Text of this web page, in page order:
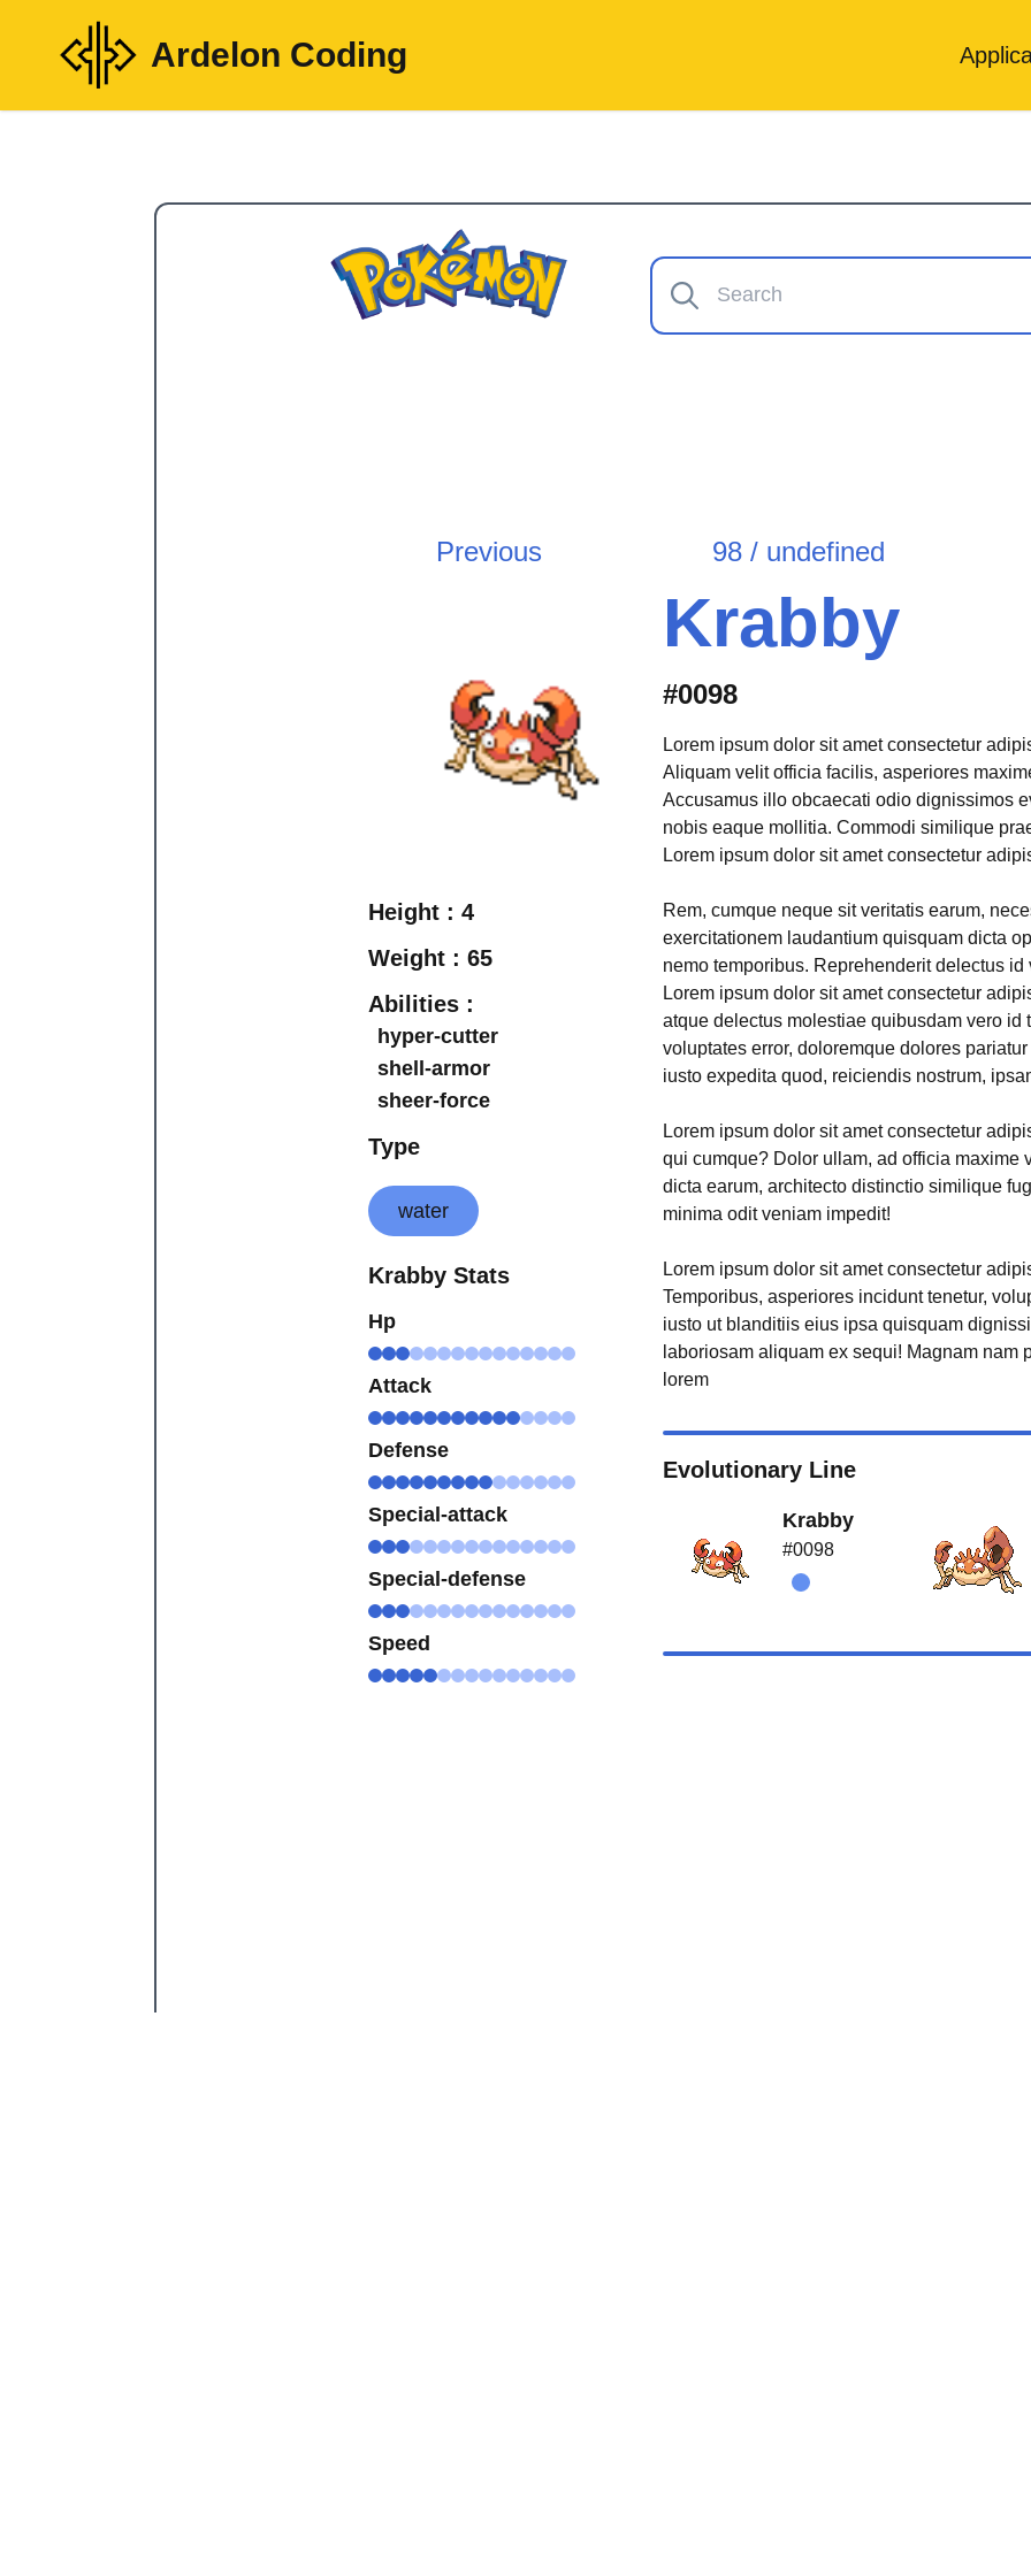
Ardelon Coding
Previous 98 / undefined
Height :4
Weight :65
Abilities :
hyper-cutter
shell-armor
sheer-force
Type
water
Krabby Stats
Hp
Attack
Defense
Special-attack
Special-defense
Speed
Krabby
#0098
Lorem ipsum dolor sit amet consectetur
Aliquam velit officia facilis, asperiores
Accusamus illo obcaecati odio dignissimos
nobis eaque mollitia. Commodi similique
Lorem ipsum dolor sit amet consectetur
Rem, cumque neque sit veritatis earum,
exercitationem laudantium quisquam dicta
nemo temporibus. Reprehenderit delectus id
Lorem ipsum dolor sit amet consectetur
atque delectus molestiae quibusdam vero id
voluptates error, doloremque dolores
iusto expedita quod, reiciendis nostrum,
Lorem ipsum dolor sit amet consectetur
qui cumque? Dolor ullam, ad officia maxime
dicta earum, architecto distinctio similique
minima odit veniam impedit!
Lorem ipsum dolor sit amet consectetur
Temporibus, asperiores incidunt tenetur,
iusto ut blanditiis eius ipsa quisquam
laboriosam aliquam ex sequi! Magnam nam
lorem
Evolutionary Line
Krabby
#0098